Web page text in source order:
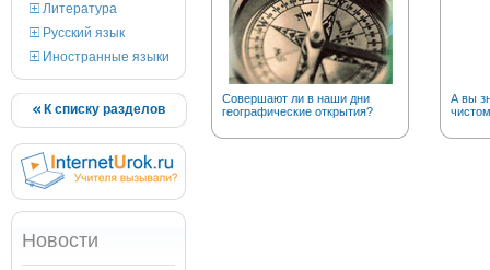
Литература
Русский язык
Иностранные языки
К списку разделов
Новости
Совершают ли в наши дни
географические открытия?
А вы